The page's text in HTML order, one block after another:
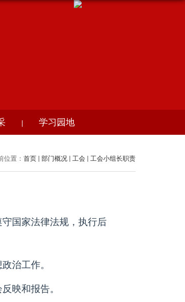
学习园地
位置： 首页 部门概况 工会 工会小组长职责
国家法律法规，执行后
治工作。
映和报告。